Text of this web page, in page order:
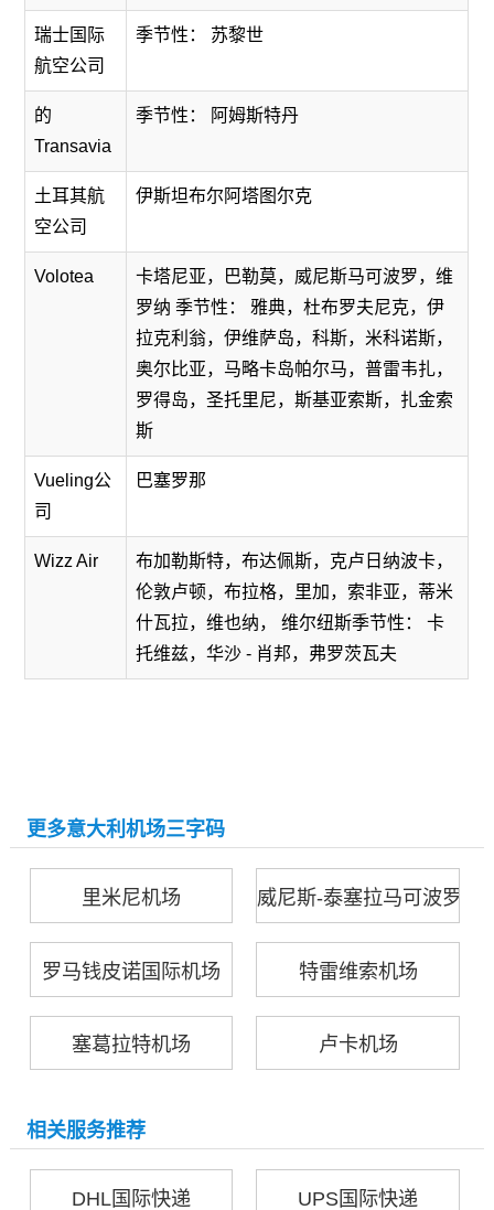
瑞士国际
航空公司
季节性： 苏黎世
的
Transavia
季节性： 阿姆斯特丹
土耳其航
空公司
伊斯坦布尔阿塔图尔克
Volotea
卡塔尼亚，巴勒莫，威尼斯马可波罗，维
罗纳 季节性： 雅典，杜布罗夫尼克，伊
拉克利翁，伊维萨岛，科斯，米科诺斯，
奥尔比亚，马略卡岛帕尔马，普雷韦扎，
罗得岛，圣托里尼，斯基亚索斯，扎金索
斯
Vueling公
司
巴塞罗那
Wizz Air
布加勒斯特，布达佩斯，克卢日纳波卡，
伦敦卢顿，布拉格，里加，索非亚，蒂米
什瓦拉，维也纳， 维尔纽斯季节性： 卡
托维兹，华沙 - 肖邦，弗罗茨瓦夫
更多意大利机场三字码
里米尼机场 威尼斯-泰塞拉马可波罗机
罗马钱皮诺国际机场 特雷维索机场
塞葛拉特机场 卢卡机场
相关服务推荐
DHL国际快递 UPS国际快递